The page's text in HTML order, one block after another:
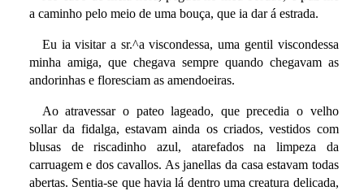
a caminho pelo meio de uma bouça, que ia dar á estrada.
Eu ia visitar a sr.^a viscondessa, uma gentil viscondessa
minha amiga, que chegava sempre quando chegavam as
andorinhas e floresciam as amendoeiras.
Ao atravessar o pateo lageado, que precedia o velho
sollar da fidalga, estavam ainda os criados, vestidos com
blusas de riscadinho azul, atarefados na limpeza da
carruagem e dos cavallos. As janellas da casa estavam todas
abertas. Sentia-se que havia lá dentro uma creatura delicada,